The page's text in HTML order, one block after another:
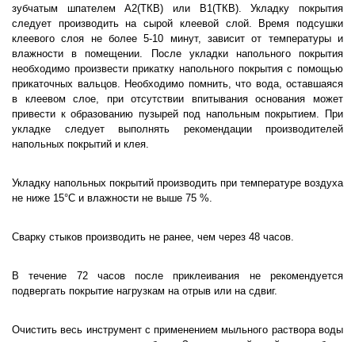
зубчатым шпателем А2(ТКВ) или В1(ТКВ). Укладку покрытия
следует производить на сырой клеевой слой. Время подсушки
клеевого слоя не более 5-10 минут, зависит от температуры и
влажности в помещении. После укладки напольного покрытия
необходимо произвести прикатку напольного покрытия с помощью
прикаточных вальцов. Необходимо помнить, что вода, оставшаяся
в клеевом слое, при отсутствии впитывания основания может
привести к образованию пузырей под напольным покрытием. При
укладке следует выполнять рекомендации производителей
напольных покрытий и клея.
Укладку напольных покрытий производить при температуре воздуха
не ниже 15°С и влажности не выше 75 %.
Сварку стыков производить не ранее, чем через 48 часов.
В течение 72 часов после приклеивания не рекомендуется
подвергать покрытие нагрузкам на отрыв или на сдвиг.
Очистить весь инструмент с применением мыльного раствора воды